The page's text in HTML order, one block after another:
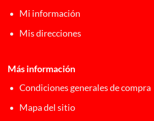
Mi información
Mis direcciones
Más información
Condiciones generales de compra
Mapa del sitio